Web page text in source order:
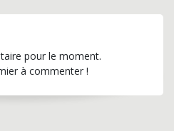
pour le moment.
à commenter !